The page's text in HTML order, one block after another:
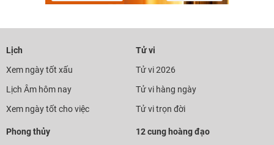
Lịch
Xem ngày tốt xấu
Lịch Âm hôm nay
Xem ngày tốt cho việc
Tử vi
Tử vi 2026
Tử vi hàng ngày
Tử vi trọn đời
Phong thủy
12 cung hoàng đạo